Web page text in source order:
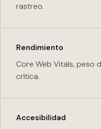
rastreo.
Rendimiento
Core Web Vitals, peso
crítica.
Accesibilidad